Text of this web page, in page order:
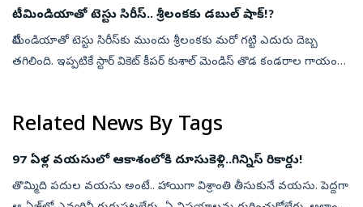
టీమిండియాతో టెస్టు సిరీస్‌.. శ్రీలంకకు డబుల్‌ షాక్‌!?
టీమిండియాతో టెస్టు సిరీస్‌కు ముందు శ్రీలంక‌కు మ‌రో గ‌ట్టి ఎదురు దెబ్బ
త‌గిలింది. ఇప్ప‌టికే స్టార్ వికెట్ కీప‌ర్ కుశాల్ మెండిస్ తొడ కండ‌రాల గాయం
Related News By Tags
97 ఏళ్ల వయసులో ఆకాశంలోకి దూసుకెళ్లి..గిన్నిస్‌ రికార్డు!
తొమ్మిది పదుల వయసు అంటే.. హాయిగా విశ్రాంతి తీసుకునే వయసు. పెద్దగా